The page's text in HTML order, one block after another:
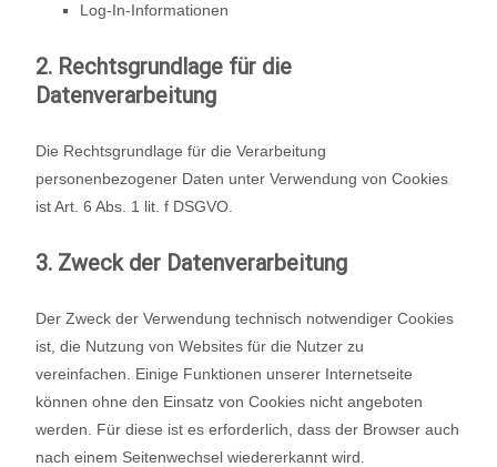
Log-In-Informationen
2. Rechtsgrundlage für die
Datenverarbeitung
Die Rechtsgrundlage für die Verarbeitung
personenbezogener Daten unter Verwendung von Cookies
ist Art. 6 Abs. 1 lit. f DSGVO.
3. Zweck der Datenverarbeitung
Der Zweck der Verwendung technisch notwendiger Cookies
ist, die Nutzung von Websites für die Nutzer zu
vereinfachen. Einige Funktionen unserer Internetseite
können ohne den Einsatz von Cookies nicht angeboten
werden. Für diese ist es erforderlich, dass der Browser auch
nach einem Seitenwechsel wiedererkannt wird.